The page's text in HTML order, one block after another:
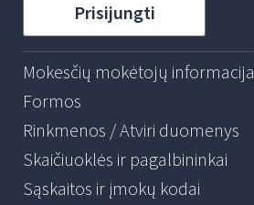
Prisijungti
Mokesčių mokėtojų informacija
Formos
Rinkmenos / Atviri duomenys
Skaičiuoklės ir pagalbininkai
Sąskaitos ir įmokų kodai